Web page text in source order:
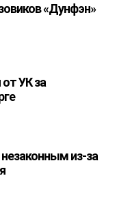
«Дунфэн»
УК за
из-за